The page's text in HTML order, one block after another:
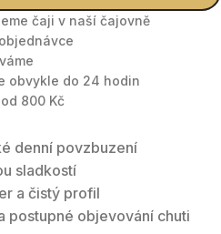
čaji v naší čajovně
obvykle do 24 hodin
800 Kč
denní povzbuzení
sladkostí
a čistý profil
postupné objevování chuti